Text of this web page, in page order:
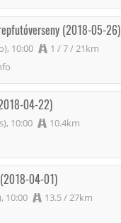
(2018-05-26)
10:00
1 / 7 / 21km
04-22)
10:00
10.4km
04-01)
10:00
13.5 / 27km